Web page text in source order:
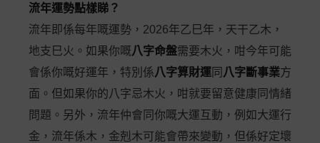
流年運勢點樣睇？
流年即係每年嘅運勢，2026年乙巳年，天干乙木，
地支巳火。如果你嘅八字命盤需要木火，咁今年可能
會係你嘅好運年，特別係八字算財運 同 八字斷事業方
面。但如果你的八字忌木火，咁就要留意健康同情緒
問題。另外，流年仲會同你嘅大運互動，例如大運行
金，流年係木，金剋木可能會帶來變動，但係好定壞